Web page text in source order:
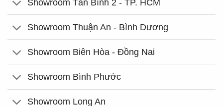
Showroom Tân Bình 2 - TP. HCM
Showroom Thuận An - Bình Dương
Showroom Biên Hòa - Đồng Nai
Showroom Bình Phước
Showroom Long An